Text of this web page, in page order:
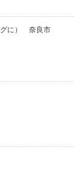
グに） 奈良市